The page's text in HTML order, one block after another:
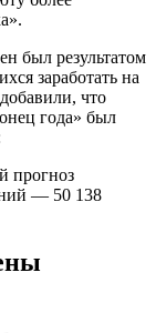
был результатом
заработать на
что
года» был
прогноз
— 50 138